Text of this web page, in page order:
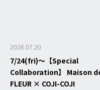
2026.07.20
7/24(fri)～【Special
Collaboration】 Maison
FLEUR × COJI-COJI